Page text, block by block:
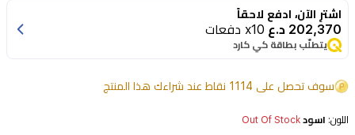
تجربة
هاتف
فاخرة
شاشة
اشترِ الآن، ادفع لاحقاً
202,370 د.ع x10 دفعات
يتطلّب بطاقة كي كارد
سوف تحصل على 1114 نقاط عند شراءك هذا المنتج
اللون: اسود Out Of Stock